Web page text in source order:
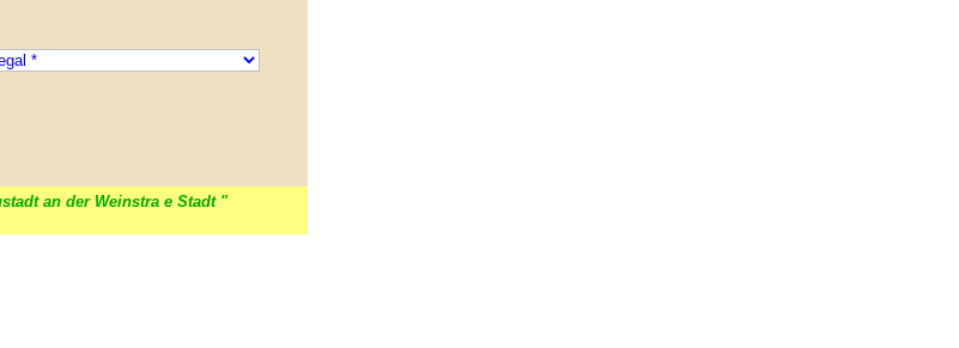
an der Weinstra e Stadt "